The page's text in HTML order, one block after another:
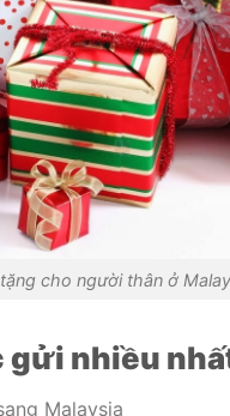
cho người thân ở
nhiều